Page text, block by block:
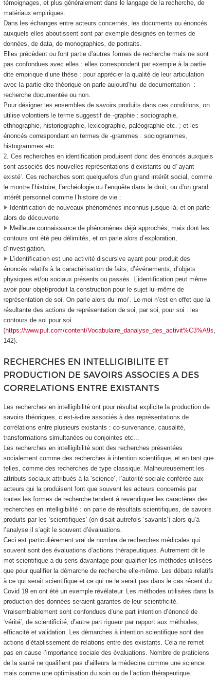
témoignages, et plus généralement dans le langage de la recherche, de
matériaux empiriques.
Dans les échanges entre acteurs concernés, les documents ou énoncés
auxquels elles aboutissent sont par exemple désignés en termes de
données, de data, de monographies, de portraits.
Elles précèdent ou font partie d’autres formes de recherche mais ne sont
pas confondues avec elles : elles correspondent par exemple à la partie
dite empirique d’une thèse : pour apprécier la qualité de leur articulation
avec la partie dite théorique on parle aujourd’hui de documentation :
recherche documentée ou non.
Pour désigner les ensembles de savoirs produits dans ces conditions, on
utilise volontiers le terme suggestif de -graphie : sociographie,
ethnographie, historiographie, lexicographie, paléographie etc. ; et les
énoncés correspondant en termes de -grammes : sociogrammes,
histogrammes etc…
2. Ces recherches en identification produisent donc des énoncés auxquels
sont associés des nouvelles représentations d’existants ou d’’ayant
existé’. Ces recherches sont quelquefois d’un grand intérêt social, comme
le montre l’histoire, l’archéologie ou l’enquête dans le droit, ou d’un grand
intérêt personnel comme l’histoire de vie :
Identification de nouveaux phénomènes inconnus jusque-là, et on parle
alors de découverte
Meilleure connaissance de phénomènes déjà approchés, mais dont les
contours ont été peu délimités, et on parle alors d’exploration,
d’investigation.
L’identification est une activité discursive ayant pour produit des
énoncés relatifs à la caractérisation de faits, d’événements, d’objets
physiques et/ou sociaux présents ou passés. L’identification peut même
avoir pour objet/produit la construction pour le sujet lui-même de
représentation de soi. On parle alors du ‘moi’. Le moi n’est en effet que la
résultante des actions de représentation de soi, par soi, pour soi : les
contours de soi pour soi
(https://www.puf.com/content/Vocabulaire_danalyse_des_activit%C3%A9s,
142).
RECHERCHES EN INTELLIGIBILITE ET
PRODUCTION DE SAVOIRS ASSOCIES A DES
CORRELATIONS ENTRE EXISTANTS
Les recherches en intelligibilité ont pour résultat explicite la production de
savoirs théoriques, c’est-à-dire associés à des représentations de
corrélations entre plusieurs existants : co-survenance, causalité,
transformations simultanées ou conjointes etc...
Les recherches en intelligibilité sont des recherches présentées
socialement comme des recherches à intention scientifique, et en tant que
telles, comme des recherches de type classique. Malheureusement les
attributs sociaux attribués à la ‘science’, l’autorité sociale conférée aux
acteurs qui la produisent font que souvent les acteurs concernés par
toutes les formes de recherche tendent à revendiquer les caractères des
recherches en intelligibilité : on parle de résultats scientifiques, de savoirs
produits par les ‘scientifiques’ (on disait autrefois ‘savants’) alors qu’à
l’analyse il s’agit le souvent d’évaluations.
Ceci est particulièrement vrai de nombre de recherches médicales qui
souvent sont des évaluations d’actions thérapeutiques. Autrement dit le
mot scientifique a du sens davantage pour qualifier les méthodes utilisées
que pour qualifier la démarche de recherche elle-même. Les débats relatifs
à ce qui serait scientifique et ce qui ne le serait pas dans le cas récent du
Covid 19 en ont été un exemple révélateur. Les méthodes utilisées dans la
production des données seraient garantes de leur scientificité.
Vraisemblablement sont confondues d’une part intention d’énoncé de
‘vérité’, de scientificité, d’autre part rigueur par rapport aux méthodes,
efficacité et validation. Les démarches à intention scientifique sont des
actions d’établissement de relations entre des existants. Cela ne remet
pas en cause l’importance sociale des évaluations. Nombre de praticiens
de la santé ne qualifient pas d’ailleurs la médecine comme une science
mais comme une optimisation du soin ou de l’action thérapeutique.